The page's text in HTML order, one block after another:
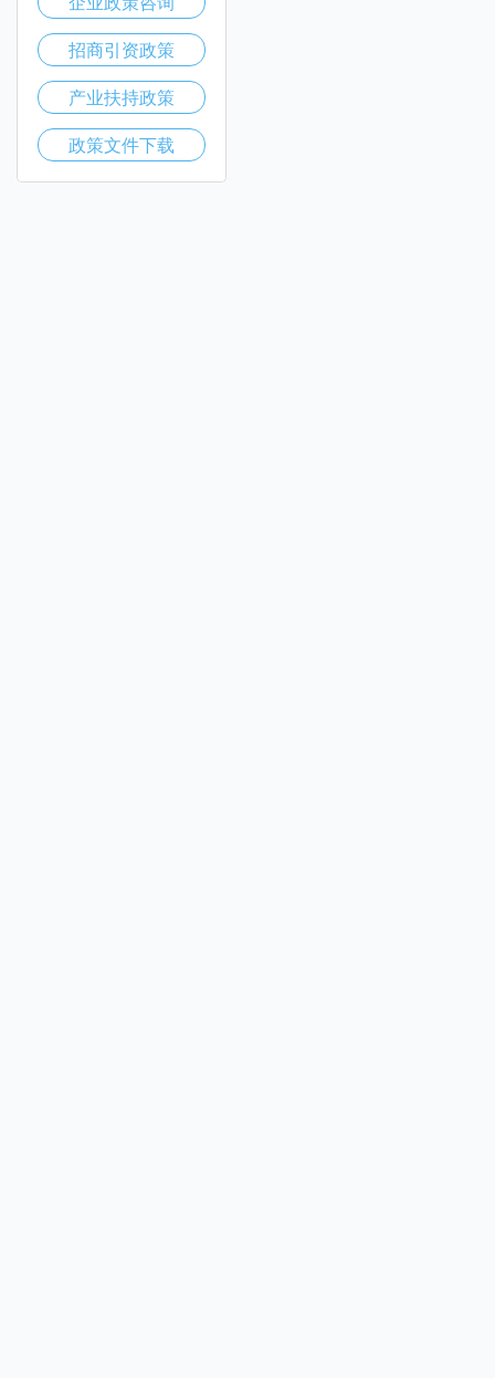
招商引资政策
产业扶持政策
政策文件下载